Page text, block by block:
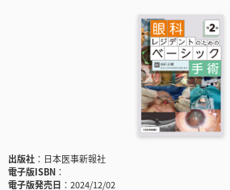
出版社
日本医事新報社
電子版ISBN
電子版発売日
2024/12/02